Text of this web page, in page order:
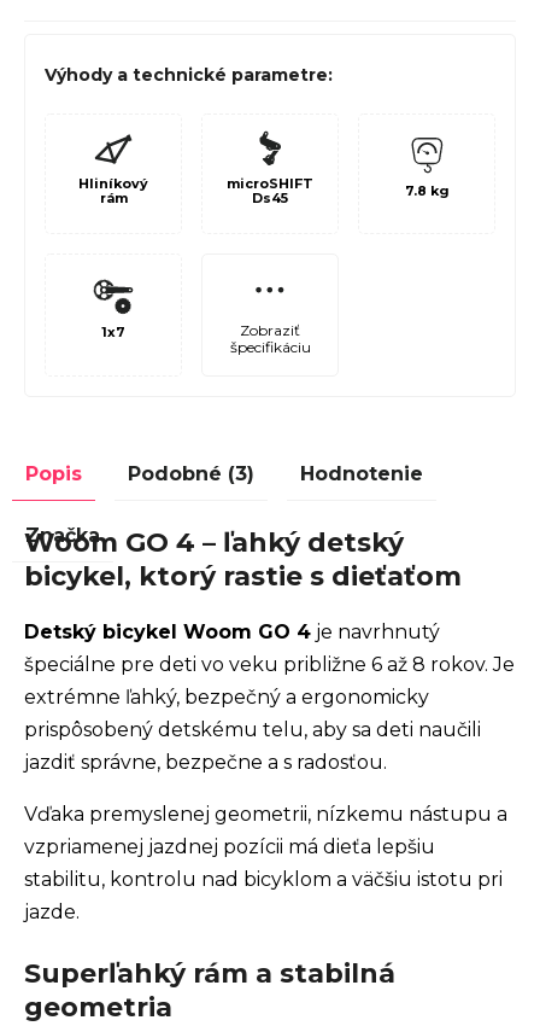
Výhody a technické parametre:
Hliníkový
rám
microSHIFT
Ds45
7.8 kg
1x7
Zobraziť
špecifikáciu
Popis Podobné (3) Hodnotenie
Značka
Woom GO 4 – ľahký detský
bicykel, ktorý rastie s dieťaťom
Detský bicykel Woom GO 4 je navrhnutý
špeciálne pre deti vo veku približne 6 až 8 rokov. Je
extrémne ľahký, bezpečný a ergonomicky
prispôsobený detskému telu, aby sa deti naučili
jazdiť správne, bezpečne a s radosťou.
Vďaka premyslenej geometrii, nízkemu nástupu a
vzpriamenej jazdnej pozícii má dieťa lepšiu
stabilitu, kontrolu nad bicyklom a väčšiu istotu pri
jazde.
Superľahký rám a stabilná
geometria